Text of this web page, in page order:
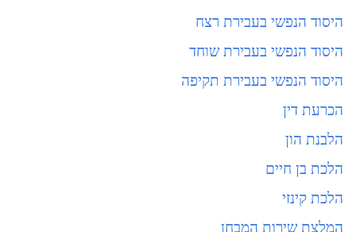
היסוד הנפשי בעבירת רצח
היסוד הנפשי בעבירת שוחד
היסוד הנפשי בעבירת תקיפה
הכרעת דין
הלבנת הון
הלכת בן חיים
הלכת קינזי
המלצת שירות המבחן